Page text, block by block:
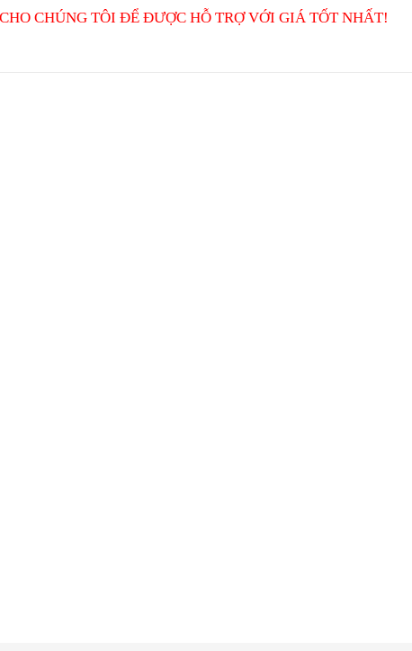
CHÚNG TÔI ĐỂ ĐƯỢC HỖ TRỢ VỚI GIÁ TỐT NHẤT!